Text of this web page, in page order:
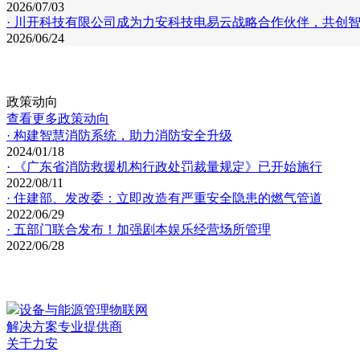
2026/07/03
· 川开科技有限公司成为力安科技电易云战略合作伙伴，共创
2026/06/24
政策动向
查看更多政策动向
· 构建智慧消防系统，助力消防安全升级
2024/01/18
· 《广东省消防救援机构行政处罚裁量规定》已开始施行
2022/08/11
· 住建部、发改委：立即改造有严重安全隐患的燃气管道
2022/06/29
· 五部门联合发布！加强剧本娱乐经营场所管理
2022/06/28
设备与能源管理物联网
解决方案专业提供商
关于力安